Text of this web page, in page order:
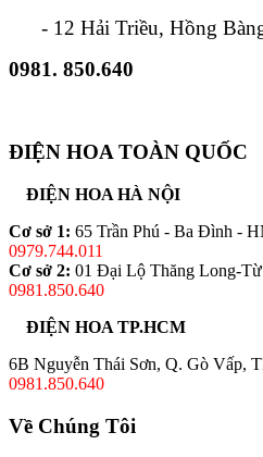
- 12 Hải Triều, Hồng
0981. 850.640
ĐIỆN HOA TOÀN QUỐC
ĐIỆN HOA HÀ NỘI
Cơ sở 1: 65 Trần Phú - Ba Đình -
0979.744.011
Cơ sở 2: 01 Đại Lộ Thăng Long-
0981.850.640
ĐIỆN HOA TP.HCM
6B Nguyễn Thái Sơn, Q. Gò Vấp,
0981.850.640
Về Chúng Tôi